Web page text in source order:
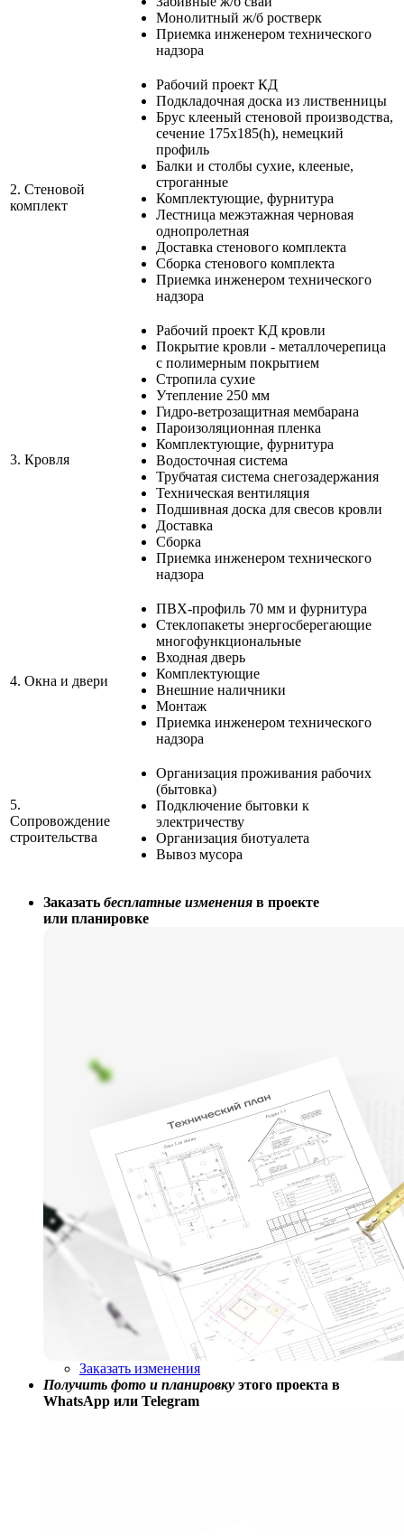
Монолитный ж/б ростверк
Приемка инженером технического
надзора
2. Стеновой
комплект
Рабочий проект КД
Подкладочная доска из лиственницы
Брус клееный стеновой производства,
сечение 175х185(h), немецкий
профиль
Балки и столбы сухие, клееные,
строганные
Комплектующие, фурнитура
Лестница межэтажная черновая
однопролетная
Доставка стенового комплекта
Сборка стенового комплекта
Приемка инженером технического
надзора
3. Кровля
Рабочий проект КД кровли
Покрытие кровли - металлочерепица
с полимерным покрытием
Стропила сухие
Утепление 250 мм
Гидро-ветрозащитная мембарана
Пароизоляционная пленка
Комплектующие, фурнитура
Водосточная система
Трубчатая система снегозадержания
Техническая вентиляция
Подшивная доска для свесов кровли
Доставка
Сборка
Приемка инженером технического
надзора
4. Окна и двери
ПВХ-профиль 70 мм и фурнитура
Стеклопакеты энергосберегающие
многофункциональные
Входная дверь
Комплектующие
Внешние наличники
Монтаж
Приемка инженером технического
надзора
5.
Сопровождение
строительства
Организация проживания рабочих
(бытовка)
Подключение бытовки к
электричеству
Организация биотуалета
Вывоз мусора
Заказать бесплатные изменения в проекте
или планировке
Заказать изменения
Получить фото и планировку этого проекта в
WhatsApp или Telegram